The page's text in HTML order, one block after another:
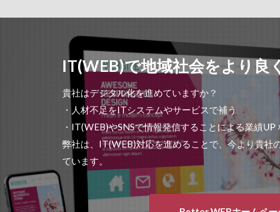
IT(WEB)で地域社会をより良
貴社はデジタル化を進めていますか？
・人材不足をITシステムやサービスで補う
・IT(WEB)やSNSで情報発信することによる業績UP
弊社は、IT(WEB)対応を進めることで、今より貴社
ています。